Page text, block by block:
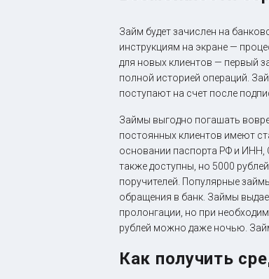
Займ будет зачислен на
инструкциям на экране —
для новых клиентов — первый
полной историей операций.
поступают на счет после
Займы выгодно погашать
постоянных клиентов имеют
основании паспорта РФ и ИНН,
также доступны, но 5000
поручителей. Популярные
обращения в банк. Займы
пролонгации, но при
рублей можно даже ночью.
Как получить